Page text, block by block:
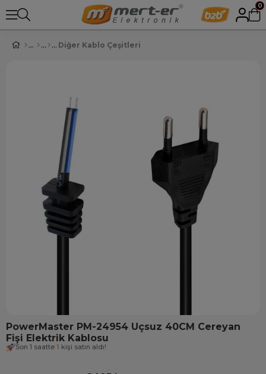
0
Diğer Kablo Çeşitleri
PowerMaster PM-24954 Uçsuz 40CM Cereyan
Fişi Elektrik Kablosu
Son 1 saatte 1 kişi satın aldı!